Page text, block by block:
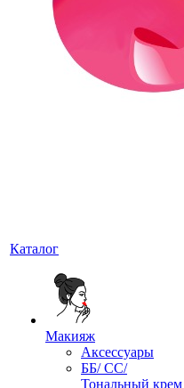
Каталог
Макияж
Аксессуары
ББ/ СС/
Тональный крем